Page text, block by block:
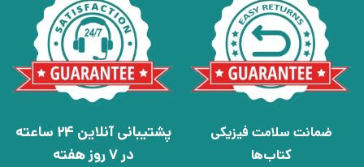
ضمانت سلامت فیزیکی
کتاب‌ها
پشتیبانی آنلاین 24 ساعته
در 7 روز هفته